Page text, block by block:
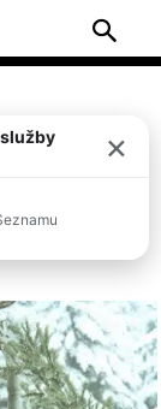
hvězda
svět
×